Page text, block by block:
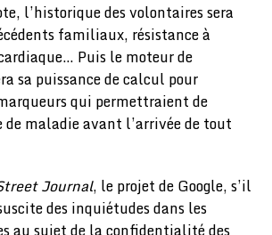
l’historique des volontaires sera
familiaux, résistance à
Puis le moteur de
sa puissance de calcul pour
qui permettraient de
de maladie avant l’arrivée de tout
Journal, le projet de Google, s’il
des inquiétudes dans les